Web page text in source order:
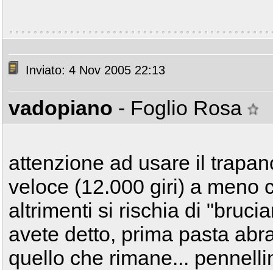
Inviato: 4 Nov 2005 22:13
vadopiano - Foglio Rosa
attenzione ad usare il
veloce (12.000 giri) a meno
altrimenti si rischia di
avete detto, prima pasta
quello che rimane...